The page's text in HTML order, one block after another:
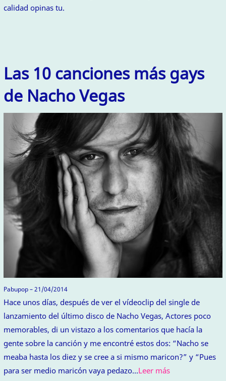
calidad opinas tu.
Las 10 canciones más gays
de Nacho Vegas
Pabupop – 21/04/2014
Hace unos días, después de ver el vídeoclip del single de
lanzamiento del último disco de Nacho Vegas, Actores poco
memorables, di un vistazo a los comentarios que hacía la
gente sobre la canción y me encontré estos dos: “Nacho se
meaba hasta los diez y se cree a si mismo maricon?” y “Pues
para ser medio maricón vaya pedazo…Leer más